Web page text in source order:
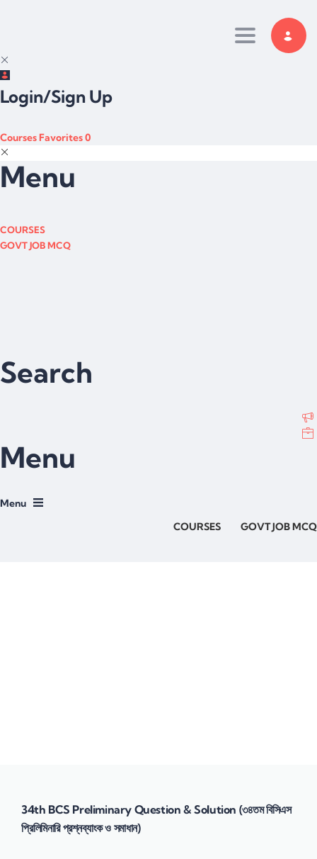
Toggle
Login/Sign Up
CoursesFavorites0
Menu
COURSES
GOVT JOB MCQ
Search
Menu
COURSES GOVT JOB MCQ
34th BCS Preliminary Question & Solution (৩৪তম বিসিএস
প্রিলিমিনারি প্রশ্নব্যাংক ও সমাধান)